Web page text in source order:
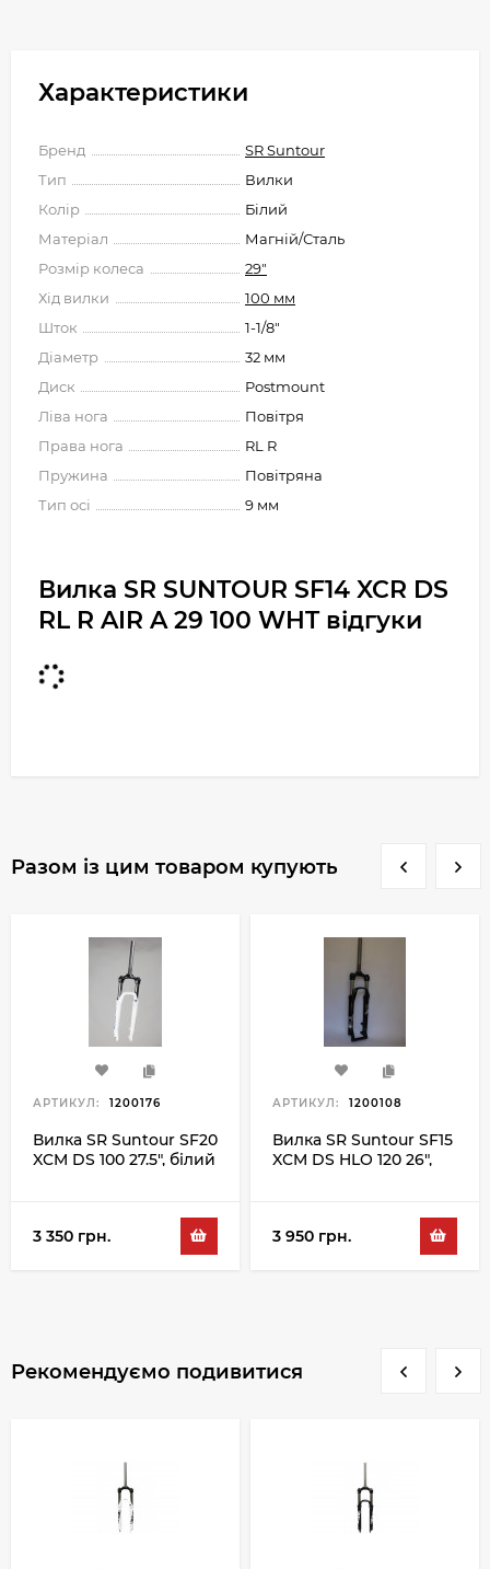
Характеристики
Бренд
SR Suntour
Тип
Вилки
Колір
Білий
Матеріал
Магній/Сталь
Розмір колеса
29"
Хід вилки
100 мм
Шток
1-1/8"
Діаметр
32 мм
Диск
Postmount
Ліва нога
Повітря
Права нога
RL R
Пружина
Повітряна
Тип осі
9 мм
Вилка SR SUNTOUR SF14 XCR DS
RL R AIR A 29 100 WHT відгуки
Разом із цим товаром купують
АРТИКУЛ: 1200176
Вилка SR Suntour SF20
XCM DS 100 27.5", білий
3 350 грн.
АРТИКУЛ: 1200108
Вилка SR Suntour SF15
XCM DS HLO 120 26",
3 950 грн.
Рекомендуємо подивитися